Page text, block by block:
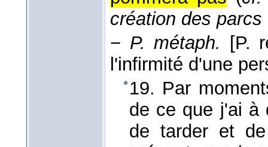
création des
− P. métaph.
[P.
l'infirmité d'une
19. Par
de ce que j'ai à
de tarder et